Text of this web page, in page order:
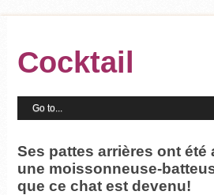
Cocktail
Ses pattes arrières ont été
une moissonneuse-
que ce chat est devenu!